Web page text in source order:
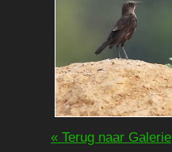
« Terug naar Galerie